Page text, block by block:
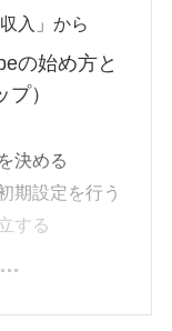
入」から
の始め方と
）
決める
期設定を行う
する